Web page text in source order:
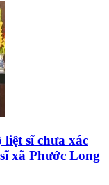
sĩ chưa xác
xã Phước Long